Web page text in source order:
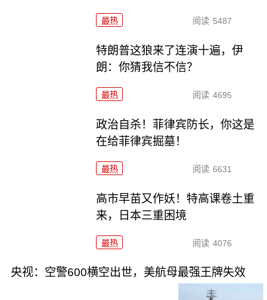
最热 阅读 5487
特朗普这狼来了连演十遍，伊
朗：你猜我信不信？
最热 阅读 4695
政治自杀！菲律宾防长，你这是
在给菲律宾掘墓！
最热 阅读 6631
高市早苗又作妖！特高课卷土重
来，日本三重困境
最热 阅读 4076
央视：空警600横空出世，美航母最强王牌失效